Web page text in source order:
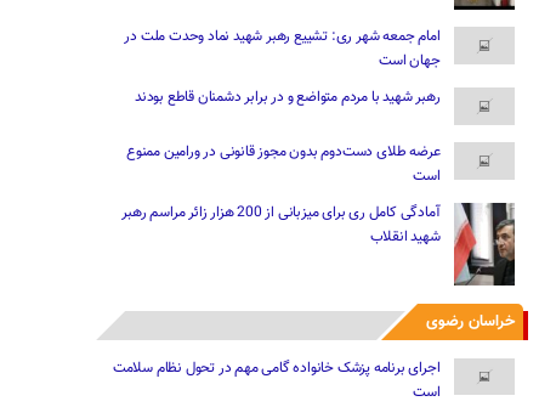
امام جمعه شهر ری: تشییع رهبر شهید نماد وحدت ملت در
جهان است
رهبر شهید با مردم متواضع و در برابر دشمنان قاطع بودند
عرضه طلای دست‌دوم بدون مجوز قانونی در ورامین ممنوع
است
آمادگی کامل ری برای میزبانی از 200 هزار زائر مراسم رهبر
شهید انقلاب
خراسان رضوی
اجرای برنامه پزشک خانواده گامی مهم در تحول نظام سلامت
است